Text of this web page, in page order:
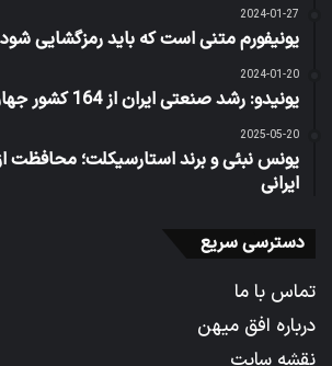
2024-01-27
یونیفورم متنی است که باید رمزگشایی شود
2024-01-20
یونیدو: رشد صنعتی ایران از 164 کشور جهان بیشتر شد
2025-05-20
یونس نبئی و برند استارسیکلت؛ محافظت
ایرانی
دسترسی سریع
تماس با ما
درباره افق میهن
نقشه سایت